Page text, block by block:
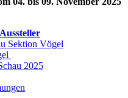
Sektion Vögel
2025